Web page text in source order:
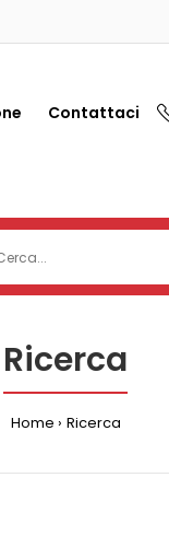
Contattaci
Ricerca
Home Ricerca